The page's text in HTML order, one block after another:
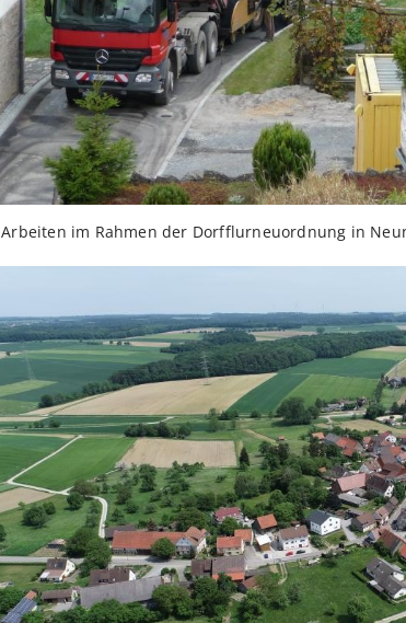
Arbeiten im Rahmen der Dorfflurneuordnung in